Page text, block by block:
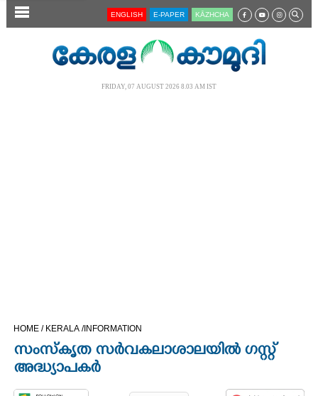
SECTIONS
CINEMA
OPINION
ENGLISH E-PAPER KĀZHCHA
FRIDAY, 07 AUGUST 2026 8.03 AM IST
HOME / KERALA /INFORMATION
സംസ്കൃത സർവകലാശാലയിൽ ഗസ്റ്റ്
അദ്ധ്യാപകർ